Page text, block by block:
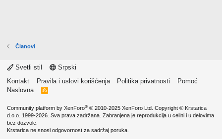
Članovi
Svetli stil
Srpski
Kontakt
Pravila i uslovi korišćenja Politika privatnosti
Pomoć
Naslovna
R
Community platform by XenForo® © 2010-2025 XenForo Ltd. Copyright © Krstarica
d.o.o. 1999-2026. Sva prava zadržana. Zabranjena je reprodukcija u celini i u delovima
bez dozvole.
Krstarica ne snosi odgovornost za sadržaj poruka.